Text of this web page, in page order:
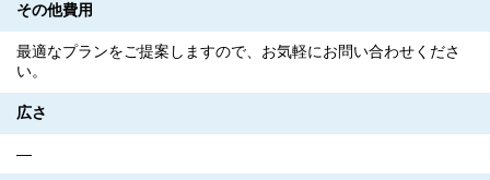
その他費用
最適なプランをご提案しますので、お気軽にお問い合わせくださ
い。
広さ
―